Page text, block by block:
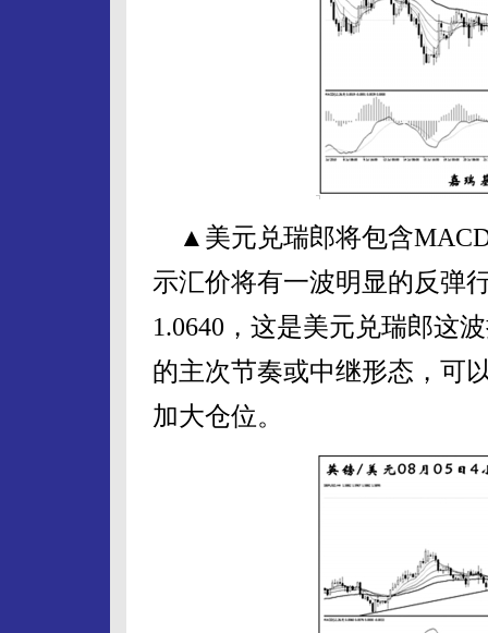
▲美元兑瑞郎将包含
示汇价将有一波明显的反弹
1.0640，这是美元兑瑞郎这
的主次节奏或中继形态，可
加大仓位。